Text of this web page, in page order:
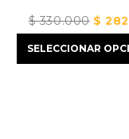
$330.000 El
precio
original
$
SELECCIONAR